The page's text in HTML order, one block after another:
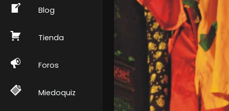
Blog
Tienda
Foros
Miedoquiz